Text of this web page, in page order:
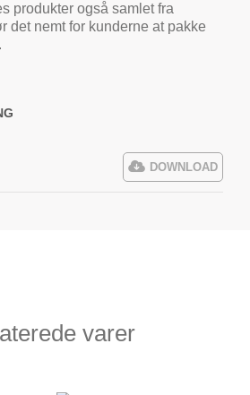
produkter også samlet fra
det nemt for kunderne at pakke
DOWNLOAD
varer